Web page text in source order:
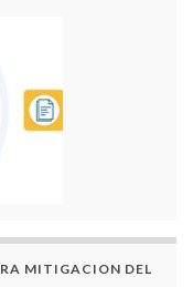
MITIGACION DEL